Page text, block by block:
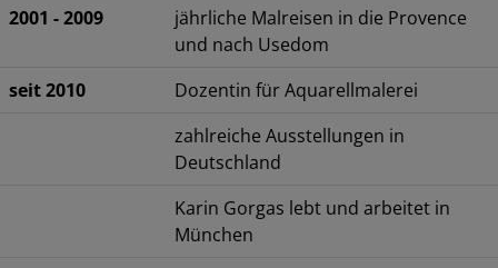
2001 - 2009
jährliche Malreisen in die Provence
und nach Usedom
seit 2010
Dozentin für Aquarellmalerei
zahlreiche Ausstellungen in
Deutschland
Karin Gorgas lebt und arbeitet in
München